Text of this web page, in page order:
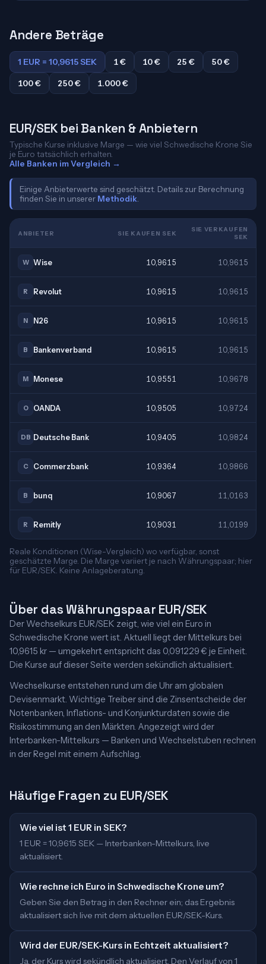
Andere Beträge
1 EUR = 10,9615 SEK 1 € 10 € 25 €
50 €
100 €
250 € 1.000 €
EUR/SEK bei Banken & Anbietern
Typische Kurse inklusive Marge — wie viel Schwedische Krone Sie
je Euro tatsächlich erhalten.
Alle Banken im Vergleich →
Einige Anbieterwerte sind geschätzt. Details zur Berechnung
finden Sie in unserer Methodik
ANBIETER SIE KAUFEN SEK
SIE VERKAUFEN
SEK
W Wise 10,9615 10,9615
R Revolut 10,9615 10,9615
N N26 10,9615 10,9615
B Bankenverband 10,9615 10,9615
M Monese 10,9551 10,9678
O OANDA 10,9505 10,9724
DB Deutsche Bank 10,9405 10,9824
C Commerzbank 10,9364 10,9866
B bunq 10,9067 11,0163
R Remitly 10,9031 11,0199
Reale Konditionen (Wise-Vergleich) wo verfügbar, sonst
geschätzte Marge. Die Marge variiert je nach Währungspaar; hier
für EUR/SEK. Keine Anlageberatung.
Über das Währungspaar EUR/SEK
Der Wechselkurs EUR/SEK zeigt, wie viel ein Euro in
Schwedische Krone wert ist. Aktuell liegt der Mittelkurs bei
10,9615 kr — umgekehrt entspricht das 0,091229 € je Einheit.
Die Kurse auf dieser Seite werden sekündlich aktualisiert.
Wechselkurse entstehen rund um die Uhr am globalen
Devisenmarkt. Wichtige Treiber sind die Zinsentscheide der
Notenbanken, Inflations- und Konjunkturdaten sowie die
Risikostimmung an den Märkten. Angezeigt wird der
Interbanken-Mittelkurs — Banken und Wechselstuben rechnen
in der Regel mit einem Aufschlag.
Häufige Fragen zu EUR/SEK
Wie viel ist 1 EUR in SEK?
1 EUR = 10,9615 SEK — Interbanken-Mittelkurs, live
aktualisiert.
Wie rechne ich Euro in Schwedische Krone um?
Geben Sie den Betrag in den Rechner ein; das Ergebnis
aktualisiert sich live mit dem aktuellen EUR/SEK-Kurs.
Wird der EUR/SEK-Kurs in Echtzeit aktualisiert?
Ja, der Kurs wird sekündlich aktualisiert. Den Verlauf von 1